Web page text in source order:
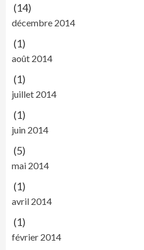
(14)
décembre 2014
(1)
août 2014
(1)
juillet 2014
(1)
juin 2014
(5)
mai 2014
(1)
avril 2014
(1)
février 2014